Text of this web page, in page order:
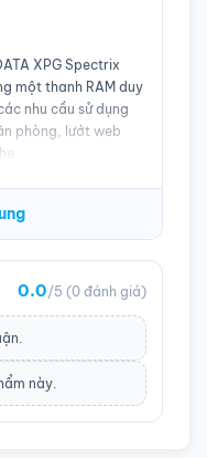
XPG Spectrix
một thanh RAM duy
nhu cầu sử dụng
phòng, lướt web
trễ và nâng cao khả
thực hiện các tác
mà hơn.
nhớ mới nhất, cung
hiệu suất tổng thể
năng lượng và
của bạn hoạt
D41 được thiết
0.0/5 (0 đánh giá)
này.